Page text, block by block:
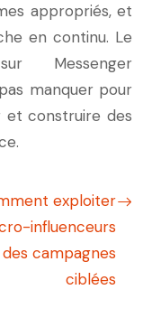
appropriés, et
en continu. Le
Messenger
manquer pour
et construire des
exploiter
influenceurs
campagnes
ciblées